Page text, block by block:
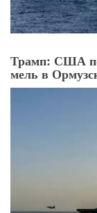
Трамп: США
мель в